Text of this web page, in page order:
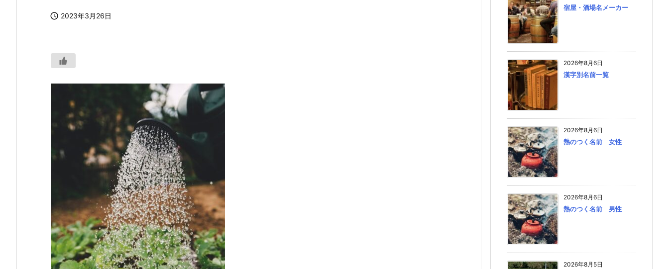
 2023年3月26日
宿屋・酒場名メーカー
2026年8月6日
漢字別名前一覧
2026年8月6日
熱のつく名前 女性
2026年8月6日
熱のつく名前 男性
2026年8月5日